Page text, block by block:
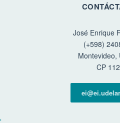
José Enrique
(+598)
Montevideo,
CP